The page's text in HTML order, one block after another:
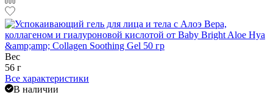
Вес
56 г
Все характеристики
В наличии